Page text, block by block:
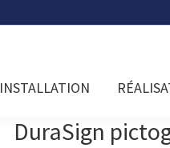
INSTALLATION
DuraSign